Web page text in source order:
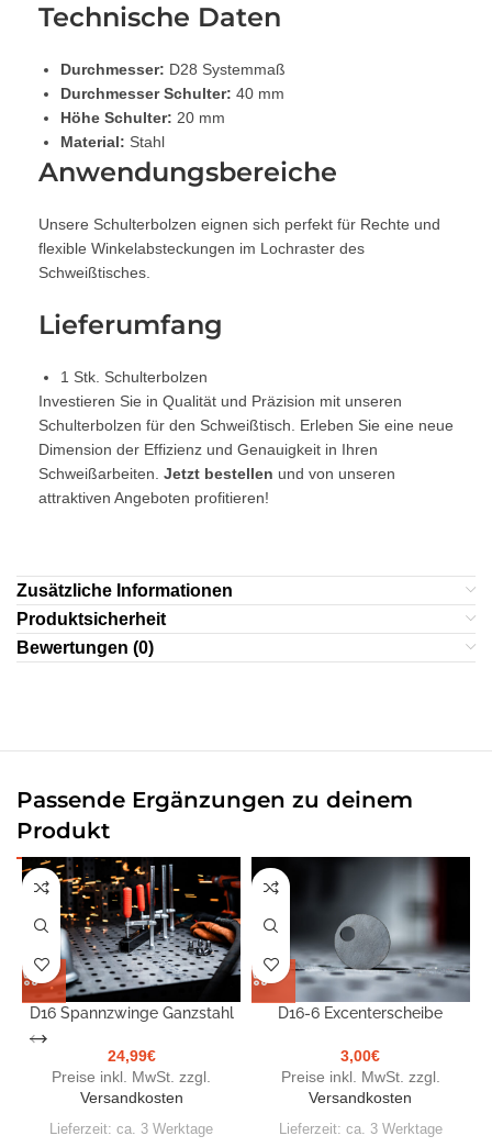
Technische Daten
Durchmesser: D28 Systemmaß
Durchmesser Schulter: 40 mm
Höhe Schulter: 20 mm
Material: Stahl
Anwendungsbereiche
Unsere Schulterbolzen eignen sich perfekt für Rechte und
flexible Winkelabsteckungen im Lochraster des
Schweißtisches.
Lieferumfang
1 Stk. Schulterbolzen
Investieren Sie in Qualität und Präzision mit unseren
Schulterbolzen für den Schweißtisch. Erleben Sie eine neue
Dimension der Effizienz und Genauigkeit in Ihren
Schweißarbeiten.Jetzt bestellen und von unseren
attraktiven Angeboten profitieren!
Zusätzliche Informationen
Produktsicherheit
Bewertungen (0)
Passende Ergänzungen zu deinem
Produkt
D16 Spannzwinge Ganzstahl
24,99€
Preise inkl. MwSt. zzgl.
Versandkosten
Lieferzeit: ca. 3 Werktage
D16-6 Excenterscheibe
3,00€
Preise inkl. MwSt. zzgl.
Versandkosten
Lieferzeit: ca. 3 Werktage